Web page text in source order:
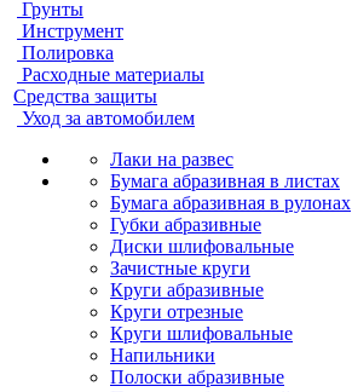
Грунты
Инструмент
Полировка
Расходные материалы
Средства защиты
Уход за автомобилем
Лаки на развес
Бумага абразивная в листах
Бумага абразивная в рулонах
Губки абразивные
Диски шлифовальные
Зачистные круги
Круги абразивные
Круги отрезные
Круги шлифовальные
Напильники
Полоски абразивные